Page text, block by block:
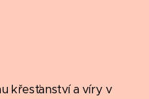
křesťanství a víry v